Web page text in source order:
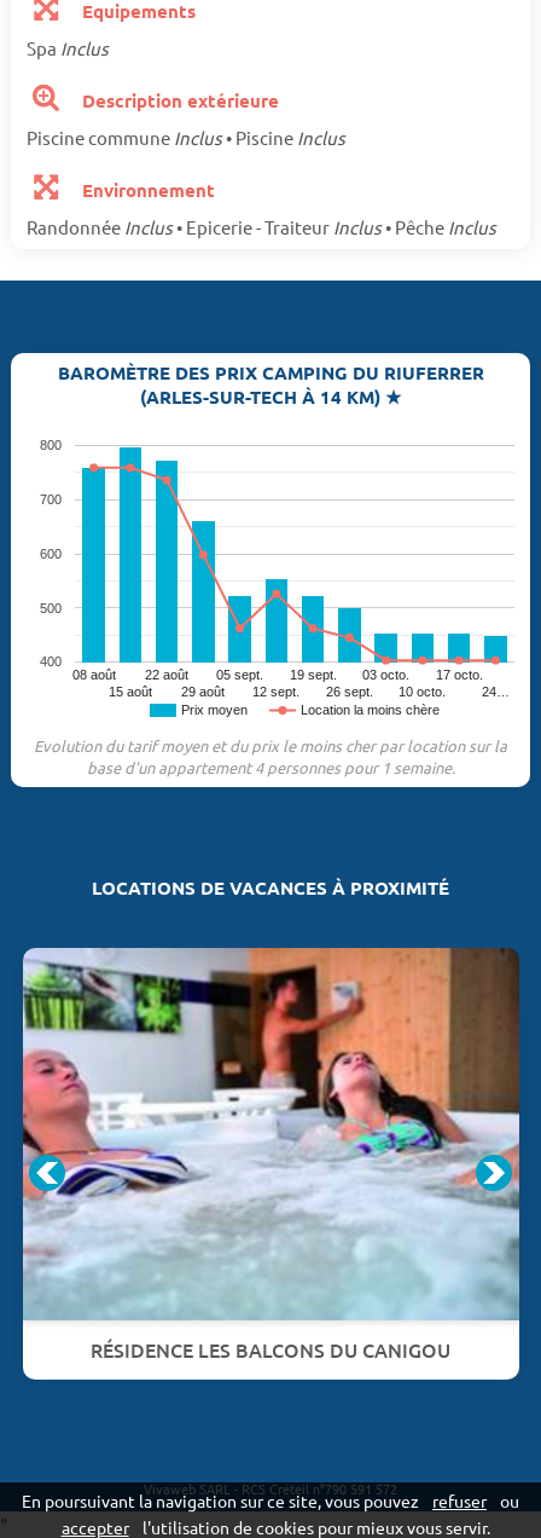
Equipements
Spa Inclus
Description extérieure
Piscine commune Inclus• Piscine Inclus
Environnement
Randonnée Inclus• Epicerie - Traiteur Inclus• Pêche Inclus
BAROMÈTRE DES PRIX CAMPING DU RIUFERRER
(ARLES-SUR-TECH À 14 KM) ★
Prix moyen Location la moins chère
08 août
15 août
22 août
29 août
05 sept.
12 sept.
19 sept.
26 sept.
03 octo.
10 octo.
17 octo.
24…
400
500
600
700
800
Evolution du tarif moyen et du prix le moins cher par location sur la
base d'un appartement 4 personnes pour 1 semaine.
LOCATIONS DE VACANCES À PROXIMITÉ
RÉSIDENCE LES BALCONS DU CANIGOU
Vivaweb SARL - RCS Créteil n°790 591 572
En poursuivant la navigation sur ce site, vous pouvez refuser
ou
accepter
l'utilisation de cookies pour mieux vous servir.
"